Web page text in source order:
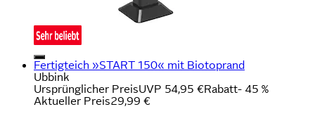
Fertigteich »START 150« mit Biotoprand
Ubbink
Ursprünglicher PreisUVP 54,95 €Rabatt- 45 %
Aktueller Preis29,99 €